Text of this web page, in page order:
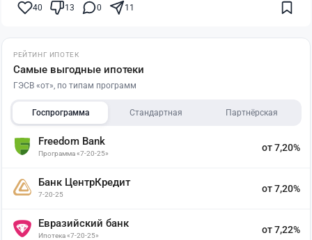
40 13 0 11
РЕЙТИНГ ИПОТЕК
Самые выгодные ипотеки
ГЭСВ «от», по типам программ
Госпрограмма Стандартная Партнёрская
Freedom Bank
Программа «7-20-25»
от 7,20%
Банк ЦентрКредит
7-20-25
от 7,20%
Евразийский банк
Ипотека «7-20-25»
от 7,22%